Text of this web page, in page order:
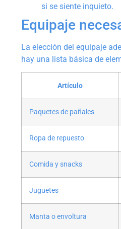
si se siente inquieto.
Equipaje
La elección del equipaje
hay una lista básica de
Artículo
Paquetes de pañales
Ropa de repuesto
Comida y snacks
Juguetes
Manta o envoltura